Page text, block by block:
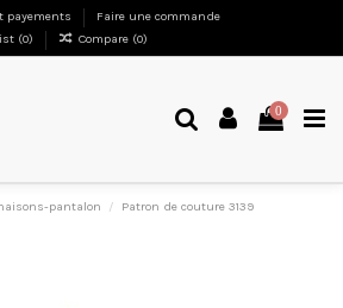
payements
Faire une commande
(0) Compare (0)
0
pantalon Patron de couture 3139